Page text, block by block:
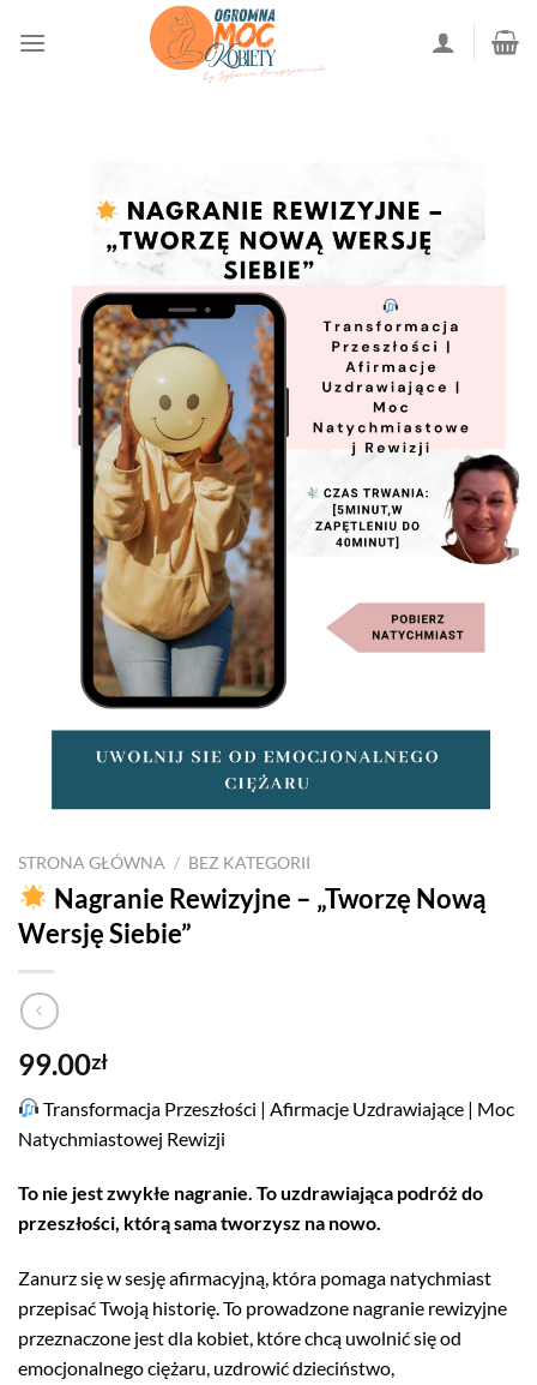
STRONA GŁÓWNA / BEZ KATEGORII
Nagranie Rewizyjne – „Tworzę Nową
Wersję Siebie”
99.00zł
Transformacja Przeszłości | Afirmacje Uzdrawiające | Moc
Natychmiastowej Rewizji
To nie jest zwykłe nagranie. To uzdrawiająca podróż do
przeszłości, którą sama tworzysz na nowo.
Zanurz się w sesję afirmacyjną, która pomaga natychmiast
przepisać Twoją historię. To prowadzone nagranie rewizyjne
przeznaczone jest dla kobiet, które chcą uwolnić się od
emocjonalnego ciężaru, uzdrowić dzieciństwo,